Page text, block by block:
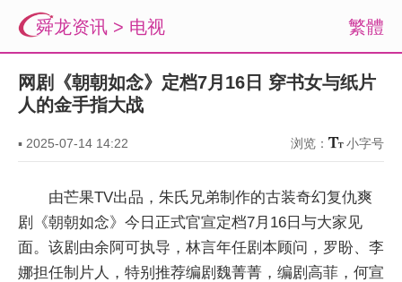
繁體
舜龙资讯 > 电视
网剧《朝朝如念》定档7月16日 穿书女与纸片
人的金手指大战
▪ 2025-07-14 14:22 浏览： 小字号
由芒果TV出品，朱氏兄弟制作的古装奇幻复仇爽
剧《朝朝如念》今日正式官宣定档7月16日与大家见
面。该剧由余阿可执导，林言年任剧本顾问，罗盼、李
娜担任制片人，特别推荐编剧魏菁菁，编剧高菲，何宣